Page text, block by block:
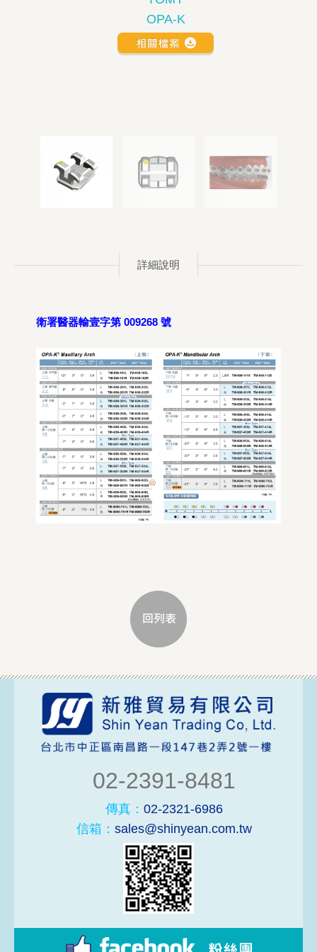
OPA-K
詳細說明
衛署醫器輸壹字第 009268 號
02-2391-8481
傳真： 02-2321-6986
信箱： sales@shinyean.com.tw